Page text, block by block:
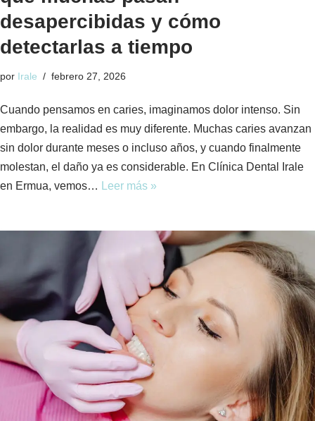
desapercibidas y cómo
detectarlas a tiempo
por Irale febrero 27, 2026
Cuando pensamos en caries, imaginamos dolor intenso. Sin
embargo, la realidad es muy diferente. Muchas caries avanzan
sin dolor durante meses o incluso años, y cuando finalmente
molestan, el daño ya es considerable. En Clínica Dental Irale
en Ermua, vemos…
Leer más »